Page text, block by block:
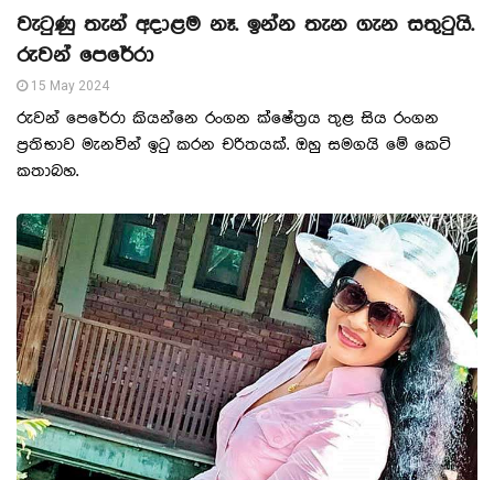
වැටුණු තැන් අදාළම නෑ. ඉන්න තැන ගැන සතුටුයි.
රුවන් පෙරේරා
15 May 2024
රුවන් පෙරේරා කියන්නෙ රංගන ක්ෂේත්‍රය තුළ සිය රංගන
ප්‍රතිභාව මැනවින් ඉටු කරන චරිතයක්. ඔහු සමගයි මේ කෙටි
කතාබහ.